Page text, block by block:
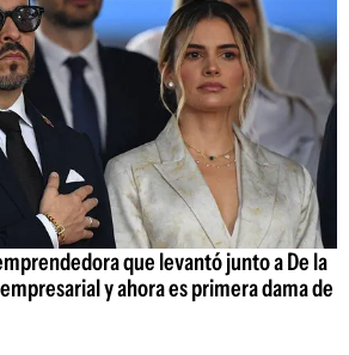
que levantó junto a De la
y ahora es primera dama de